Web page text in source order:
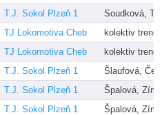
T.J. Sokol Plzeň 1
Soudková,
TJ Lokomotiva Cheb
kolektiv
TJ Lokomotiva Cheb
kolektiv
T.J. Sokol Plzeň 1
Šlaufová,
T.J. Sokol Plzeň 1
Špalová,
T.J. Sokol Plzeň 1
Špalová,